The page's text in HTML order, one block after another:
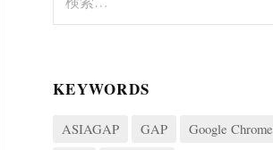
索:
KEYWORDS
ASIAGAP GAP
Google Chrome